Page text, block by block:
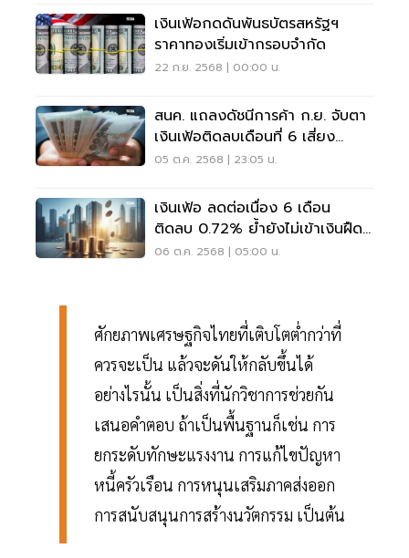
เงินเฟ้อกดดันพันธบัตรสหรัฐฯ
ราคาทองเริ่มเข้ากรอบจำกัด
22 ก.ย. 2568 | 00:00 น.
สนค. แถลงดัชนีการค้า ก.ย. จับตา
เงินเฟ้อติดลบเดือนที่ 6 เสี่ยง
'เงินฝืด'
05 ต.ค. 2568 | 23:05 น.
เงินเฟ้อ ลดต่อเนื่อง 6 เดือน
ติดลบ 0.72% ย้ำยังไม่เข้าเงินฝืด-
ปรับเป้าเหลือ 0%
06 ต.ค. 2568 | 05:00 น.
ศักยภาพเศรษฐกิจไทยที่เติบโตต่ำกว่าที่
ควรจะเป็น แล้วจะดันให้กลับขึ้นได้
อย่างไรนั้น เป็นสิ่งที่นักวิชาการช่วยกัน
เสนอคำตอบ ถ้าเป็นพื้นฐานก็เช่น การ
ยกระดับทักษะแรงงาน การแก้ไขปัญหา
หนี้ครัวเรือน การหนุนเสริมภาคส่งออก
การสนับสนุนการสร้างนวัตกรรม เป็นต้น